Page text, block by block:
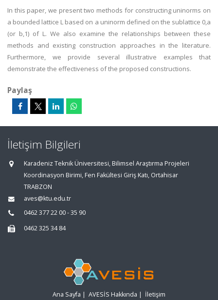
In this paper, we present two methods for constructing uninorms on
a bounded lattice L based on a uninorm defined on the sublattice 0,a
(or b,1) of L. We also examine the relationships between these
methods and existing construction approaches in the literature.
Furthermore, we provide several illustrative examples that
demonstrate the effectiveness of the proposed constructions.
Paylaş
İletişim Bilgileri
Karadeniz Teknik Üniversitesi, Bilimsel Araştırma Projeleri
Koordinasyon Birimi, Fen Fakültesi Giriş Katı, Ortahisar
TRABZON
aves@ktu.edu.tr
0462 377 22 00 - 35 90
0462 325 34 84
Ana Sayfa | AVESİS Hakkında | İletişim